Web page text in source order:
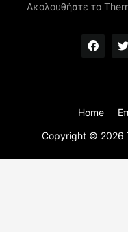
Ακολουθήστε το
Copyright © 2026
Home